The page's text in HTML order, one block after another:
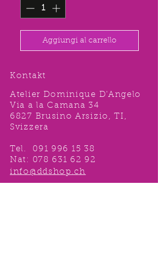
Aggiungi al carrello
Kontakt
Atelier Dominique D'Angelo
Via a la Camana 34
6827 Brusino Arsizio, TI,
Svizzera
Tel. 091 996 15 38
Nat: 078 631 62 92
info@ddshop.ch